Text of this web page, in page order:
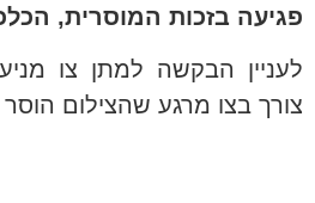
פגיעה בזכות המוסרית,
לעניין הבקשה למתן צו
צורך בצו מרגע שהצילום